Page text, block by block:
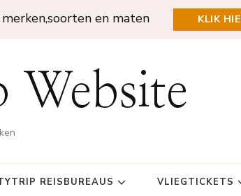
en maten KLIK
REISBUREAUS VLIEGTICKETS